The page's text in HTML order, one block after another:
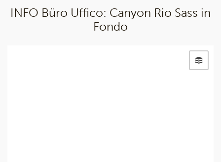
INFO Büro Uffico: Canyon Rio Sass in
Fondo